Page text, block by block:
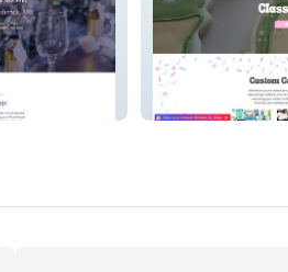
Cookies by Sheila